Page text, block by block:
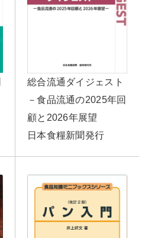
総合流通ダイジェスト
－食品流通の2025年回
顧と2026年展望
日本食糧新聞発行